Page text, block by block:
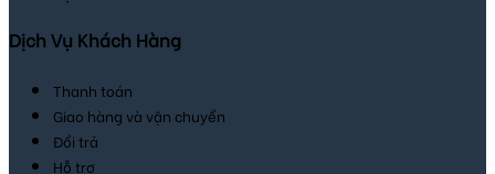
Dịch Vụ Khách Hàng
Thanh toán
Giao hàng và vận chuyển
Đổi trả
Hỗ trợ